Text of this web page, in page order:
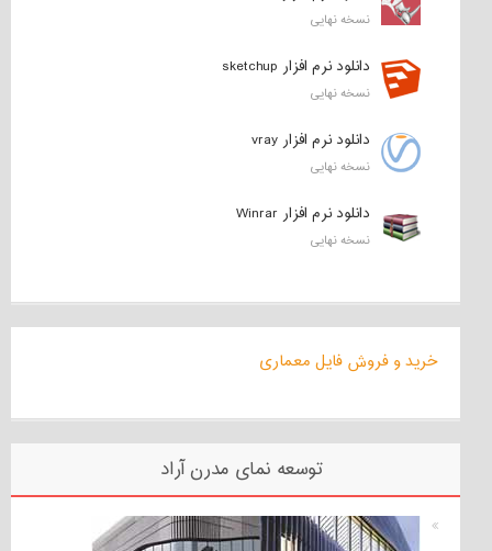
نسخه نهایی
دانلود نرم افزار sketchup
نسخه نهایی
دانلود نرم افزار vray
نسخه نهایی
دانلود نرم افزار Winrar
نسخه نهایی
خرید و فروش فایل معماری
توسعه نمای مدرن آراد